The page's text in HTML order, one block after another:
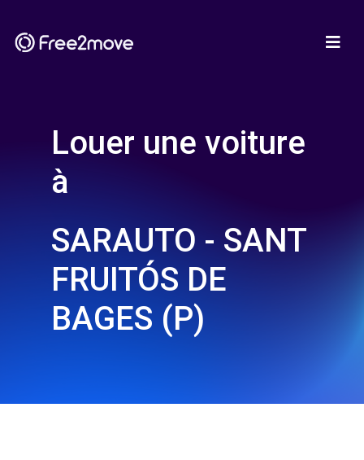
Louer une voiture
à
SARAUTO - SANT
FRUITÓS DE
BAGES (P)